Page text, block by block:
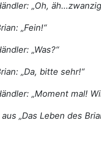
„Oh,
„Fein!“
„Was?“
„Da, bitte sehr!“
„Moment mal!
„Das Leben des